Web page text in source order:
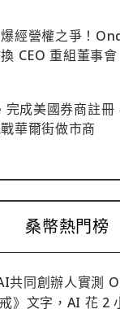
經營權之爭！
CEO 重組董事會
成美國券商註冊
華爾街做市商
桑幣熱門榜
共同創辦人實測
》文字，AI 花 2